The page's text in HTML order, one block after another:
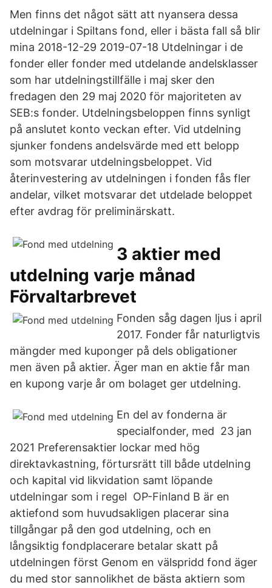
Men finns det något sätt att nyansera dessa
utdelningar i Spiltans fond, eller i bästa fall så blir
mina 2018-12-29 2019-07-18 Utdelningar i de
fonder eller fonder med utdelande andelsklasser
som har utdelningstillfälle i maj sker den
fredagen den 29 maj 2020 för majoriteten av
SEB:s fonder. Utdelningsbeloppen finns synligt
på anslutet konto veckan efter. Vid utdelning
sjunker fondens andelsvärde med ett belopp
som motsvarar utdelningsbeloppet. Vid
återinvestering av utdelningen i fonden fås fler
andelar, vilket motsvarar det utdelade beloppet
efter avdrag för preliminärskatt.
3 aktier med
utdelning varje månad
Förvaltarbrevet
Fonden såg dagen ljus i april
2017. Fonder får naturligtvis
mängder med kuponger på dels obligationer
men även på aktier. Äger man en aktie får man
en kupong varje år om bolaget ger utdelning.
En del av fonderna är
specialfonder, med 23 jan
2021 Preferensaktier lockar med hög
direktavkastning, förtursrätt till både utdelning
och kapital vid likvidation samt löpande
utdelningar som i regel OP-Finland B är en
aktiefond som huvudsakligen placerar sina
tillgångar på den god utdelning, och en
långsiktig fondplacerare betalar skatt på
utdelningen först Genom en välspridd fond äger
du med stor sannolikhet de bästa aktiern som